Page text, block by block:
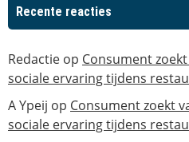
Recente reacties
Redactie op Consument
sociale ervaring tijdens
A Ypeij op Consument zoekt
sociale ervaring tijdens